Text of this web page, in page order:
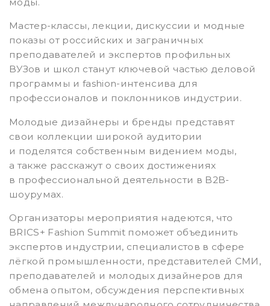
Мастер-классы, лекции, дискуссии и модные
показы от российских и заграничных
преподавателей и экспертов профильных
ВУЗов и школ станут ключевой частью деловой
программы и fashion-интенсива для
профессионалов и поклонников индустрии.
Молодые дизайнеры и бренды представят
свои коллекции широкой аудитории
и поделятся собственным видением моды,
а также расскажут о своих достижениях
в профессиональной деятельности в B2B-
шоурумах.
Организаторы мероприятия надеются, что
BRICS+ Fashion Summit поможет объединить
экспертов индустрии, специалистов в сфере
лёгкой промышленности, представителей СМИ,
преподавателей и молодых дизайнеров для
обмена опытом, обсуждения перспективных